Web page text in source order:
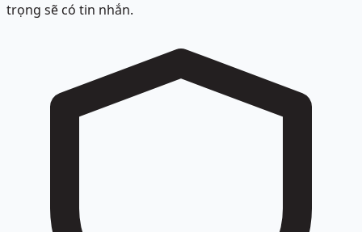
trọng sẽ có tin nhắn.